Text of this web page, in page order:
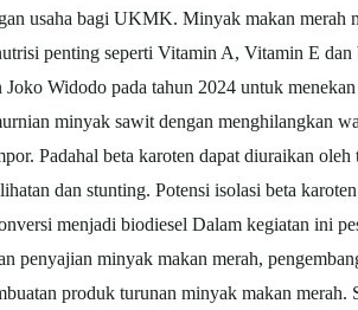
usaha bagi UKMK. Minyak makan merah
penting seperti Vitamin A, Vitamin E
Widodo pada tahun 2024 untuk
minyak sawit dengan menghilangkan
Padahal beta karoten dapat diuraikan
dan stunting. Potensi isolasi beta
menjadi biodiesel Dalam kegiatan ini
penyajian minyak makan merah,
produk turunan minyak makan